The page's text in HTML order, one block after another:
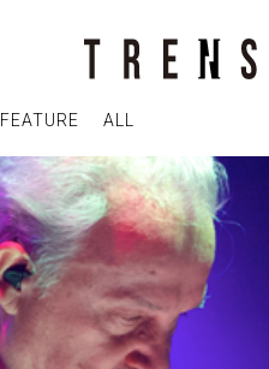
FEATURE ALL